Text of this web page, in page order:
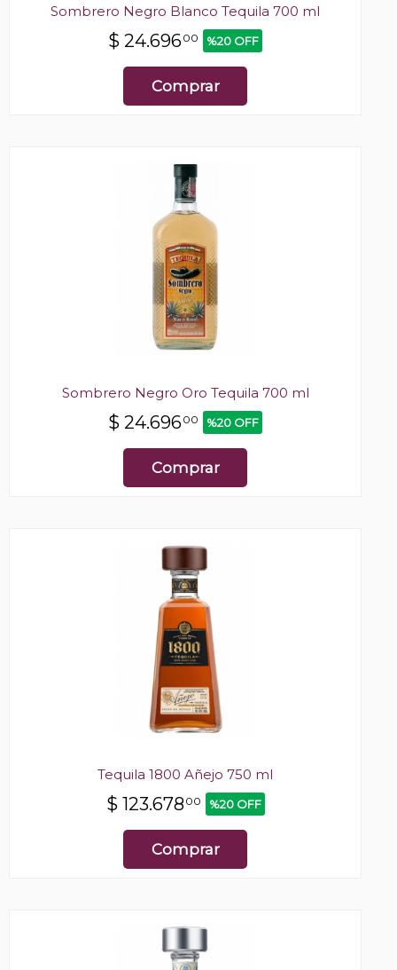
Sombrero Negro Blanco Tequila 700 ml
$ 24.69600 %20 OFF
Comprar
Sombrero Negro Oro Tequila 700 ml
$ 24.69600 %20 OFF
Comprar
Tequila 1800 Añejo 750 ml
$ 123.678 00 %20 OFF
Comprar